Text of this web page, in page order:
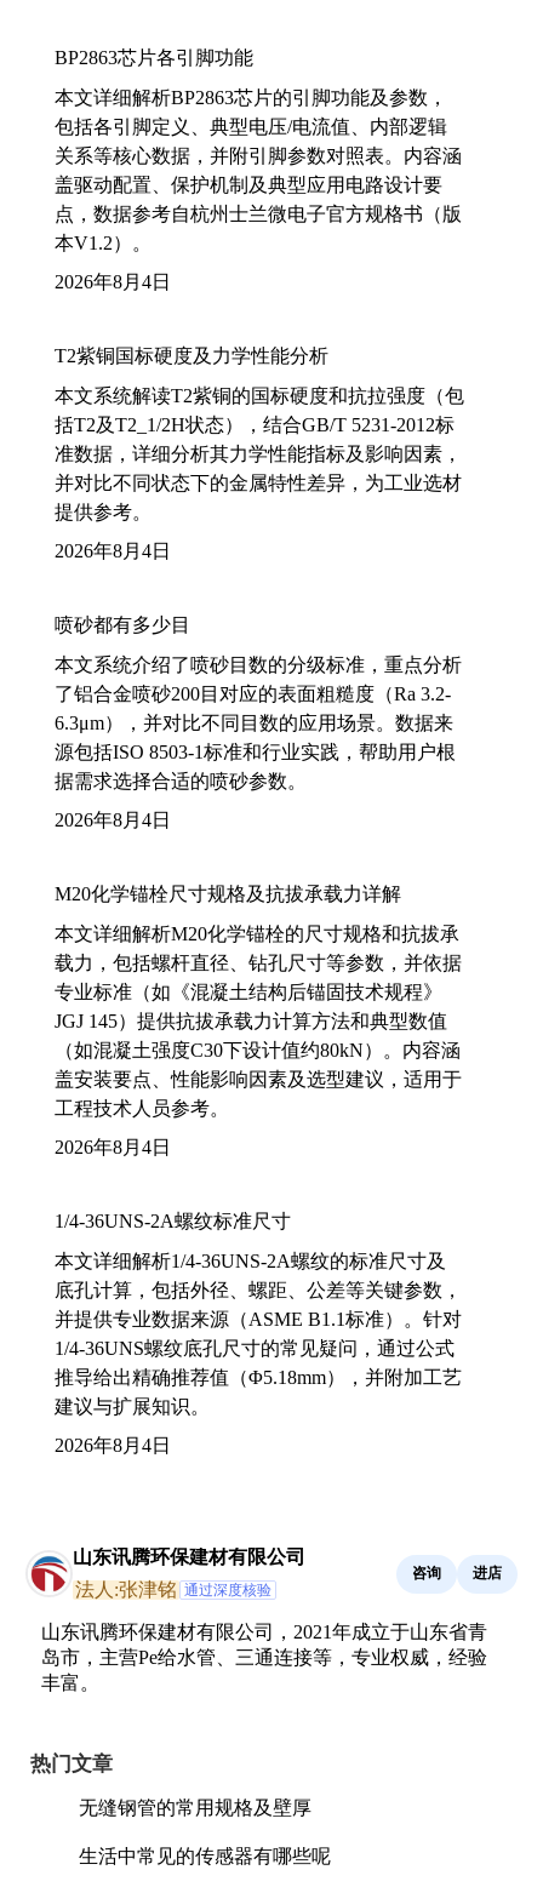
BP2863芯片各引脚功能
本文详细解析BP2863芯片的引脚功能及参数，
包括各引脚定义、典型电压/电流值、内部逻辑
关系等核心数据，并附引脚参数对照表。内容涵
盖驱动配置、保护机制及典型应用电路设计要
点，数据参考自杭州士兰微电子官方规格书（版
本V1.2）。
2026年8月4日
T2紫铜国标硬度及力学性能分析
本文系统解读T2紫铜的国标硬度和抗拉强度（包
括T2及T2_1/2H状态），结合GB/T 5231-2012标
准数据，详细分析其力学性能指标及影响因素，
并对比不同状态下的金属特性差异，为工业选材
提供参考。
2026年8月4日
喷砂都有多少目
本文系统介绍了喷砂目数的分级标准，重点分析
了铝合金喷砂200目对应的表面粗糙度（Ra 3.2-
6.3μm），并对比不同目数的应用场景。数据来
源包括ISO 8503-1标准和行业实践，帮助用户根
据需求选择合适的喷砂参数。
2026年8月4日
M20化学锚栓尺寸规格及抗拔承载力详解
本文详细解析M20化学锚栓的尺寸规格和抗拔承
载力，包括螺杆直径、钻孔尺寸等参数，并依据
专业标准（如《混凝土结构后锚固技术规程》
JGJ 145）提供抗拔承载力计算方法和典型数值
（如混凝土强度C30下设计值约80kN）。内容涵
盖安装要点、性能影响因素及选型建议，适用于
工程技术人员参考。
2026年8月4日
1/4-36UNS-2A螺纹标准尺寸
本文详细解析1/4-36UNS-2A螺纹的标准尺寸及
底孔计算，包括外径、螺距、公差等关键参数，
并提供专业数据来源（ASME B1.1标准）。针对
1/4-36UNS螺纹底孔尺寸的常见疑问，通过公式
推导给出精确推荐值（Φ5.18mm），并附加工艺
建议与扩展知识。
2026年8月4日
山东讯腾环保建材有限公司
法人:张津铭 通过深度核验
咨询 进店
山东讯腾环保建材有限公司，2021年成立于山东省青
岛市，主营Pe给水管、三通连接等，专业权威，经验
丰富。
热门文章
无缝钢管的常用规格及壁厚
生活中常见的传感器有哪些呢